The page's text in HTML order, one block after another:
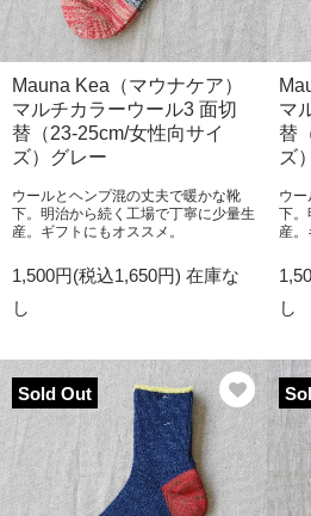
Mauna Kea（マウナケア）
マルチカラーウール3 面切
替（23-25cm/女性向サイ
ズ）グレー
ウールとヘンプ混の丈夫で暖かな靴
下。明治から続く工場で丁寧に少量生
産。ギフトにもオススメ。
1,500円(税込1,650円) 在庫な
し
マ
替
ズ
ウ
下。
産。
し
Sold Out